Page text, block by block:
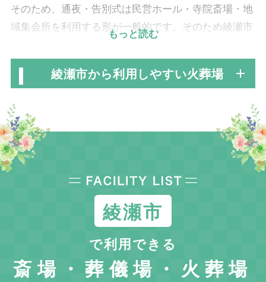
そのため、通夜・告別式は民営ホール・寺院斎場・地
域集会所を利用する形が一般的です。そのため綾瀬市
の葬儀では、市内の民営ホールや寺院斎場で通夜・告
別式を行った後、大和市にある大和斎場へ移動して火
葬を行うという、移動を伴う流れが一般的です。
綾瀬市は周辺自治体に囲まれているため、市外の式場
選びの自由度が高く、厚木・海老名・座間・藤沢エリ
アの式場を利用するご家族も多く見られます。幅広い
選択肢の中から、家族葬から一般葬まで希望に合わせ
た会場選びができる点が特徴です。
もっと読む
綾瀬市から利用しやすい火葬場
綾瀬市
で利用できる
斎場・葬儀場・火葬場